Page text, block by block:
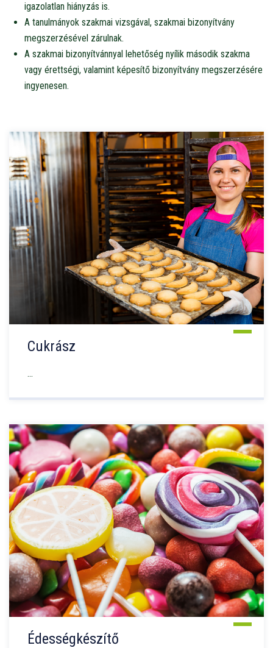
igazolatlan hiányzás is.
A tanulmányok szakmai vizsgával, szakmai bizonyítvány
megszerzésével zárulnak.
A szakmai bizonyítvánnyal lehetőség nyílik második szakma
vagy érettségi, valamint képesítő bizonyítvány megszerzésére
ingyenesen.
Cukrász
...
Édességkészítő